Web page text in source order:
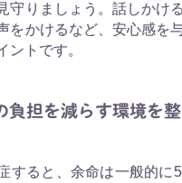
守りましょう。話しかけ
をかけるなど、安心感を
ントです。
負担を減らす環境を
すると、余命は一般的に